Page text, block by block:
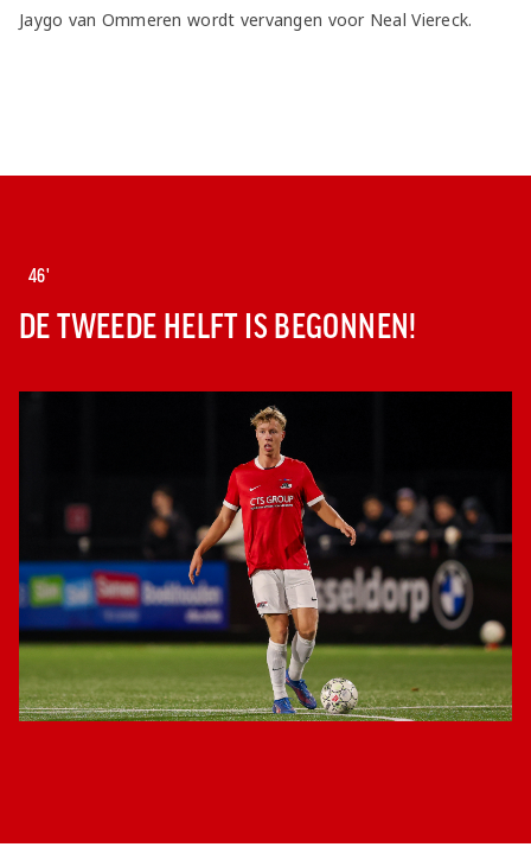
Jaygo van Ommeren wordt vervangen voor Neal Viereck.
46'
DE TWEEDE HELFT IS BEGONNEN!